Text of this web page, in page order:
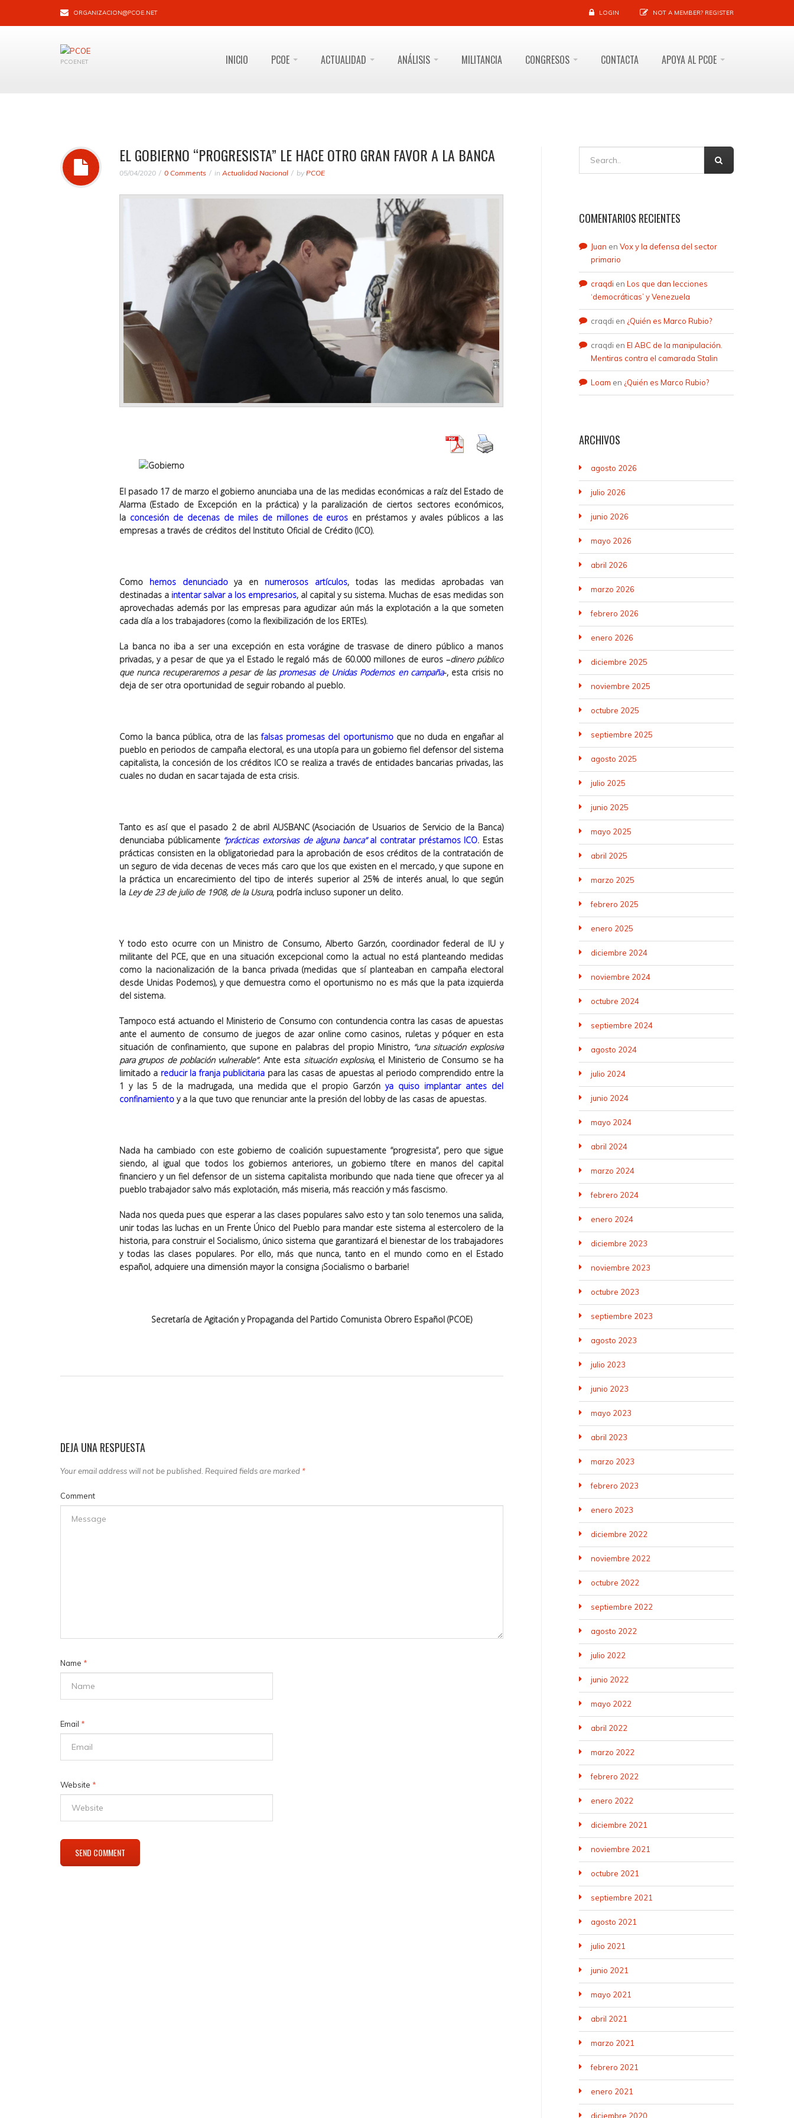
ORGANIZACION@PCOE.NET LOGIN NOT A MEMBER? REGISTER
PCOENET INICIO PCOE ACTUALIDAD ANÁLISIS MILITANCIA CONGRESOS CONTACTA APOYA AL PCOE
EL GOBIERNO “PROGRESISTA” LE HACE OTRO GRAN FAVOR A LA BANCA
05/04/2020 0 Comments in Actualidad Nacional by PCOE
El pasado 17 de marzo el gobierno anunciaba una de las medidas económicas a raíz del Estado de
Alarma (Estado de Excepción en la práctica) y la paralización de ciertos sectores económicos,
la concesión de decenas de miles de millones de euros en préstamos y avales públicos a las
empresas a través de créditos del Instituto Oficial de Crédito (ICO).
Como hemos denunciadoya en numerosos artículos, todas las medidas aprobadas van
destinadas a intentar salvar a los empresarios, al capital y su sistema. Muchas de esas medidas son
aprovechadas además por las empresas para agudizar aún más la explotación a la que someten
cada día a los trabajadores (como la flexibilización de los ERTEs).
La banca no iba a ser una excepción en esta vorágine de trasvase de dinero público a manos
privadas, y a pesar de que ya el Estado le regaló más de 60.000 millones de euros –dinero público
que nunca recuperaremos a pesar de las promesas de Unidas Podemos en campaña-, esta crisis no
deja de ser otra oportunidad de seguir robando al pueblo.
Como la banca pública, otra de lasfalsas promesas del oportunismoque no duda en engañar al
pueblo en periodos de campaña electoral, es una utopía para un gobierno fiel defensor del sistema
capitalista, la concesión de los créditos ICO se realiza a través de entidades bancarias privadas, las
cuales no dudan en sacar tajada de esta crisis.
Tanto es así que el pasado 2 de abril AUSBANC (Asociación de Usuarios de Servicio de la Banca)
denunciaba públicamente “prácticas extorsivas de alguna banca”al contratar préstamos ICO. Estas
prácticas consisten en la obligatoriedad para la aprobación de esos créditos de la contratación de
un seguro de vida decenas de veces más caro que los que existen en el mercado, y que supone en
la práctica un encarecimiento del tipo de interés superior al 25% de interés anual, lo que según
la Ley de 23 de julio de 1908, de la Usura, podría incluso suponer un delito.
Y todo esto ocurre con un Ministro de Consumo, Alberto Garzón, coordinador federal de IU y
militante del PCE, que en una situación excepcional como la actual no está planteando medidas
como la nacionalización de la banca privada (medidas que sí planteaban en campaña electoral
desde Unidas Podemos), y que demuestra como el oportunismo no es más que la pata izquierda
del sistema.
Tampoco está actuando el Ministerio de Consumo con contundencia contra las casas de apuestas
ante el aumento de consumo de juegos de azar online como casinos, ruletas y póquer en esta
situación de confinamiento, que supone en palabras del propio Ministro, “una situación explosiva
para grupos de población vulnerable”. Ante esta situación explosiva, el Ministerio de Consumo se ha
limitado a reducir la franja publicitaria para las casas de apuestas al periodo comprendido entre la
1 y las 5 de la madrugada, una medida que el propio Garzónya quiso implantar antes del
confinamiento y a la que tuvo que renunciar ante la presión del lobby de las casas de apuestas.
Nada ha cambiado con este gobierno de coalición supuestamente “progresista”, pero que sigue
siendo, al igual que todos los gobiernos anteriores, un gobierno títere en manos del capital
financiero y un fiel defensor de un sistema capitalista moribundo que nada tiene que ofrecer ya al
pueblo trabajador salvo más explotación, más miseria, más reacción y más fascismo.
Nada nos queda pues que esperar a las clases populares salvo esto y tan solo tenemos una salida,
unir todas las luchas en un Frente Único del Pueblopara mandar este sistema al estercolero de la
historia, para construir el Socialismo, único sistema que garantizará el bienestar de los trabajadores
y todas las clases populares. Por ello, más que nunca, tanto en el mundo como en el Estado
español, adquiere una dimensión mayor la consigna ¡Socialismo o barbarie!
Secretaría de Agitación y Propaganda del Partido Comunista Obrero Español (PCOE)
DEJA UNA RESPUESTA
Your email address will not be published. Required fields are marked *
Comment
Name *
Email *
Website *
COMENTARIOS RECIENTES
Juan en Vox y la defensa del sector
primario
craqdi en Los que dan lecciones
‘democráticas’ y Venezuela
craqdi en ¿Quién es Marco Rubio?
craqdi en El ABC de la manipulación.
Mentiras contra el camarada Stalin
Loam en ¿Quién es Marco Rubio?
ARCHIVOS
agosto 2026
julio 2026
junio 2026
mayo 2026
abril 2026
marzo 2026
febrero 2026
enero 2026
diciembre 2025
noviembre 2025
octubre 2025
septiembre 2025
agosto 2025
julio 2025
junio 2025
mayo 2025
abril 2025
marzo 2025
febrero 2025
enero 2025
diciembre 2024
noviembre 2024
octubre 2024
septiembre 2024
agosto 2024
julio 2024
junio 2024
mayo 2024
abril 2024
marzo 2024
febrero 2024
enero 2024
diciembre 2023
noviembre 2023
octubre 2023
septiembre 2023
agosto 2023
julio 2023
junio 2023
mayo 2023
abril 2023
marzo 2023
febrero 2023
enero 2023
diciembre 2022
noviembre 2022
octubre 2022
septiembre 2022
agosto 2022
julio 2022
junio 2022
mayo 2022
abril 2022
marzo 2022
febrero 2022
enero 2022
diciembre 2021
noviembre 2021
octubre 2021
septiembre 2021
agosto 2021
julio 2021
junio 2021
mayo 2021
abril 2021
marzo 2021
febrero 2021
enero 2021
diciembre 2020